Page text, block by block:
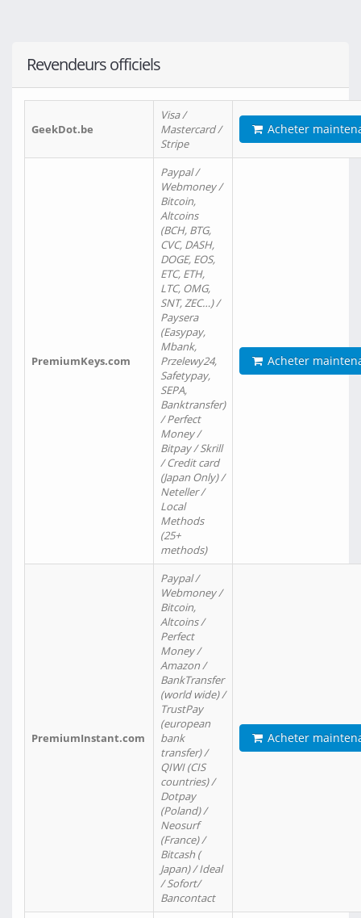
Revendeurs officiels
GeekDot.be
Visa /
Mastercard /
Stripe
Acheter
PremiumKeys.com
Paypal /
Webmoney /
Bitcoin,
Altcoins
(BCH, BTG,
CVC, DASH,
DOGE, EOS,
ETC, ETH,
LTC, OMG,
SNT, ZEC…) /
Paysera
(Easypay,
Mbank,
Przelewy24,
Safetypay,
SEPA,
Banktransfer)
/ Perfect
Money /
Bitpay / Skrill
/ Credit card
(Japan Only) /
Neteller /
Local
Methods
(25+
methods)
Acheter
PremiumInstant.com
Paypal /
Webmoney /
Bitcoin,
Altcoins /
Perfect
Money /
Amazon /
BankTransfer
(world wide) /
TrustPay
(european
bank
transfer) /
QIWI (CIS
countries) /
Dotpay
(Poland) /
Neosurf
(France) /
Bitcash (
Japan) / Ideal
/ Sofort/
Bancontact
Acheter